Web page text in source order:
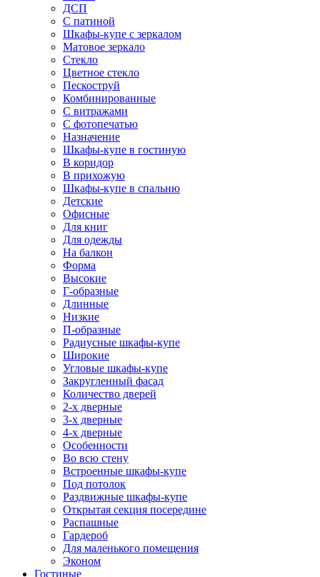
ДСП
С патиной
Шкафы-купе с зеркалом
Матовое зеркало
Стекло
Цветное стекло
Пескоструй
Комбинированные
С витражами
С фотопечатью
Назначение
Шкафы-купе в гостиную
В коридор
В прихожую
Шкафы-купе в спальню
Детские
Офисные
Для книг
Для одежды
На балкон
Форма
Высокие
Г-образные
Длинные
Низкие
П-образные
Радиусные шкафы-купе
Широкие
Угловые шкафы-купе
Закругленный фасад
Количество дверей
2-х дверные
3-х дверные
4-х дверные
Особенности
Во всю стену
Встроенные шкафы-купе
Под потолок
Раздвижные шкафы-купе
Открытая секция посередине
Распашные
Гардероб
Для маленького помещения
Эконом
Гостиные